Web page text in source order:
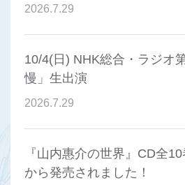
2026.7.29
10/4(日) NHK総合・ラジオ
慢」生出演
2026.7.29
『山内惠介の世界』CD全
から発売されました！